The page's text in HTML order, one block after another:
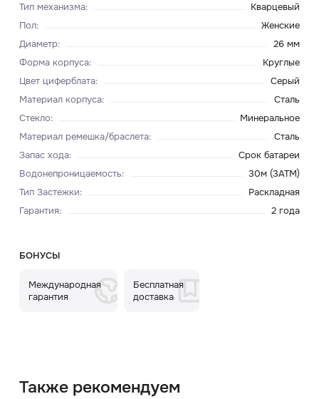
Тип механизма:
Кварцевый
Пол:
Женские
Диаметр:
26 мм
Форма корпуса:
Круглые
Цвет циферблата:
Серый
Материал корпуса:
Сталь
Стекло:
Минеральное
Материал ремешка/браслета:
Сталь
Запас хода:
Срок батареи
Водонепроницаемость:
30м (3ATM)
Тип Застежки:
Раскладная
Гарантия: 2 года
БОНУСЫ
Международная
гарантия
Бесплатная
доставка
Также рекомендуем